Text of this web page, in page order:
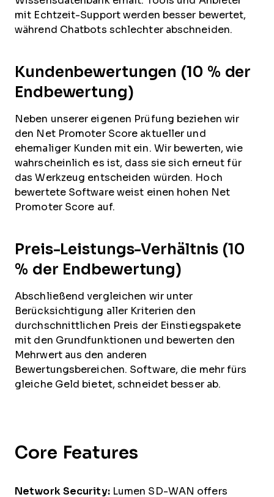
mit Echtzeit-Support werden besser bewertet,
während Chatbots schlechter abschneiden.
Kundenbewertungen (10 % der
Endbewertung)
Neben unserer eigenen Prüfung beziehen wir
den Net Promoter Score aktueller und
ehemaliger Kunden mit ein. Wir bewerten, wie
wahrscheinlich es ist, dass sie sich erneut für
das Werkzeug entscheiden würden. Hoch
bewertete Software weist einen hohen Net
Promoter Score auf.
Preis-Leistungs-Verhältnis (10
% der Endbewertung)
Abschließend vergleichen wir unter
Berücksichtigung aller Kriterien den
durchschnittlichen Preis der Einstiegspakete
mit den Grundfunktionen und bewerten den
Mehrwert aus den anderen
Bewertungsbereichen. Software, die mehr fürs
gleiche Geld bietet, schneidet besser ab.
Core Features
Network Security:Lumen SD-WAN offers